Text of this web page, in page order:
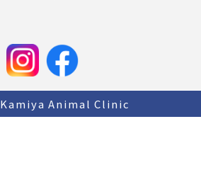
Kamiya Animal Clinic